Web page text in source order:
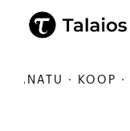
· KOOP ·